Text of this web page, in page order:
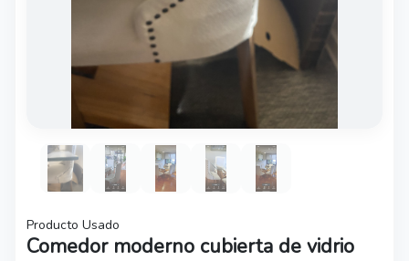
Producto Usado
Comedor moderno cubierta de vidrio